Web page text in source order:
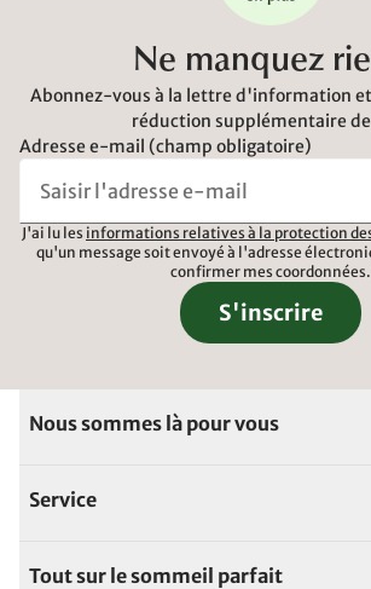
Ne manquez
Abonnez-vous à la lettre d'information
réduction supplémentaire de
Adresse e-mail (champ obligatoire)
J'ai lu les informations relatives à la protection
qu'un message soit envoyé à l'adresse
confirmer mes coordonnées.
S'inscrire
Nous sommes là pour vous
Service
Tout sur le sommeil parfait